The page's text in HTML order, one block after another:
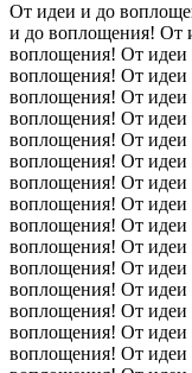
От идеи и до
и до воплощения! От
воплощения! От
воплощения! От
воплощения! От
воплощения! От
воплощения! От
воплощения! От
воплощения! От
воплощения! От
воплощения! От
воплощения! От
воплощения! От
воплощения! От
воплощения! От
воплощения! От
воплощения! От